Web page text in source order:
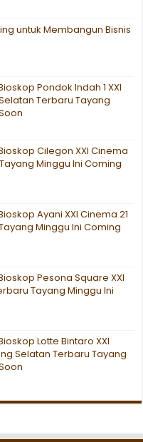
untuk Membangun Bisnis
Pondok Indah 1 XXI
Terbaru Tayang
Cilegon XXI Cinema
Minggu Ini Coming
Ayani XXI Cinema 21
Minggu Ini Coming
Pesona Square XXI
Tayang Minggu Ini
Lotte Bintaro XXI
Selatan Terbaru Tayang